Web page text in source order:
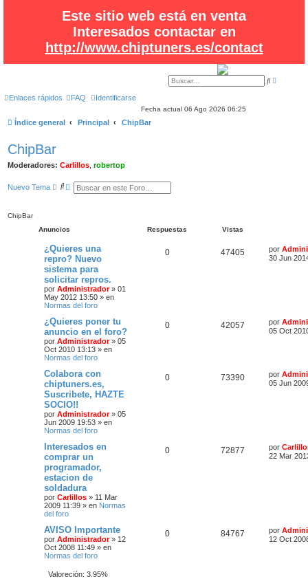
Este sitio web está en venta
Interesados contactar en
http://www.chiptuners.es/contact
B
Enlaces rápidos FAQ Identificarse
Fecha actual 06 Ago 2026 06:25
Índice general Principal ChipBar
ChipBar
Moderadores: Carlillos robertop
Nuevo Tema
B B
a
v
a
z
a
d
a
ChipBar
Anuncios
Respuestas Vistas
¿Quieres una
repro? Nuevo
sistema para
solicitar repros.
por Administrador» 01
May 2012 13:50 » en
Normas del foro
0 47405 por
30 Jun
¿Quieres poner tu
anuncio en el foro?
por Administrador» 05
Oct 2010 13:13 » en
Normas del foro
0 42057 por
05 Oct
Colabora con
chiptuners.es,
Suscribete, HAZTE
SOCIO!!
por Administrador» 05
Jun 2009 19:53 » en
Normas del foro
0 73390 por
05 Jun
Interesados en
comprar un
programador,
estacion de
soldadura
por Carlillos » 11 Mar
2009 11:39 » en Normas
del foro
0 72877 por
22 Mar
AVISO Importante
por Administrador» 12
Oct 2008 11:49 » en
Normas del foro
Valoreción: 3.95%
0 84767 por
12 Oct